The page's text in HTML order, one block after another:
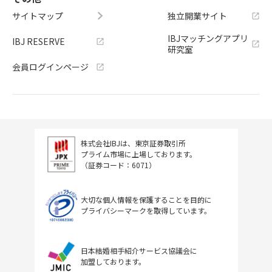
サイトマップ
IBJ RESERVE
会員ログインページ
独立開業サイト
IBJマッチングアプリ
研究室
株式会社IBJは、東京証券取引所
プライム市場に上場しております。
（証券コード：6071）
大切な個人情報を保護することを目的に
プライバシーマークを取得しています。
日本結婚相手紹介サービス協議会に
加盟しております。